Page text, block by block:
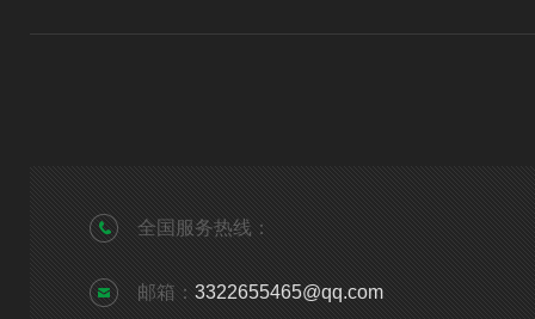
全国服务热线：
邮箱： 3322655465@qq.com